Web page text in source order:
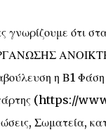
γνωρίζουμε ότι
η Β1 Φάση
(https://
Σωματεία,